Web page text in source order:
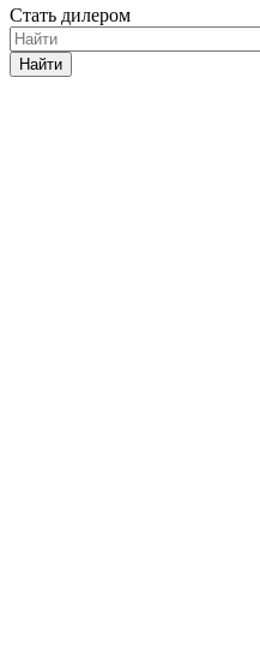
Стать дилером
Найти